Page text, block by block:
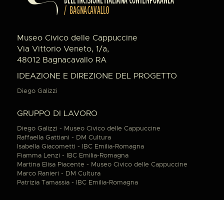
Museo Civico delle Cappuccine
Via Vittorio Veneto, 1/a,
48012 Bagnacavallo RA
IDEAZIONE E DIREZIONE DEL PROGETTO
Diego Galizzi
GRUPPO DI LAVORO
Diego Galizzi - Museo Civico delle Cappuccine
Raffaella Gattiani - DM Cultura
Isabella Giacometti - IBC Emilia-Romagna
Fiamma Lenzi - IBC Emilia-Romagna
Martina Elisa Piacente - Museo Civico delle Cappuccine
Marco Ranieri - DM Cultura
Patrizia Tamassia - IBC Emilia-Romagna